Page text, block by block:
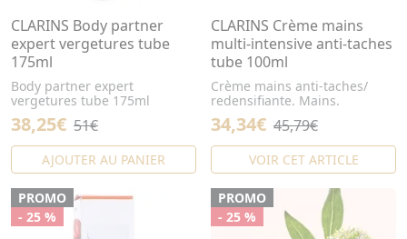
CLARINS Body partner
expert vergetures tube
175ml
Body partner expert
vergetures tube 175ml
38,25€ 51€
AJOUTER AU PANIER
CLARINS Crème mains
multi-intensive anti-taches
tube 100ml
Crème mains anti-taches/
redensifiante. Mains.
34,34€ 45,79€
VOIR CET ARTICLE
PROMO
- 25 %
PROMO
- 25 %